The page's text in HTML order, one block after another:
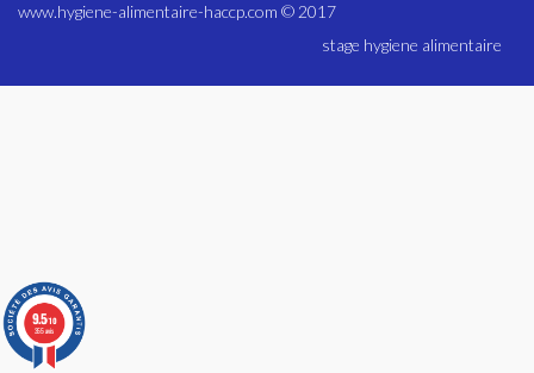
www.hygiene-alimentaire-haccp.com © 2017
stage hygiene alimentaire
9.5/10
355 avis